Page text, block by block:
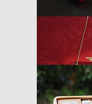
金韻時
與
2025 年 2 月